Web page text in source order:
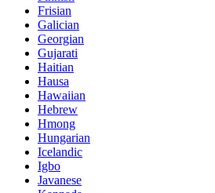
Frisian
Galician
Georgian
Gujarati
Haitian
Hausa
Hawaiian
Hebrew
Hmong
Hungarian
Icelandic
Igbo
Javanese